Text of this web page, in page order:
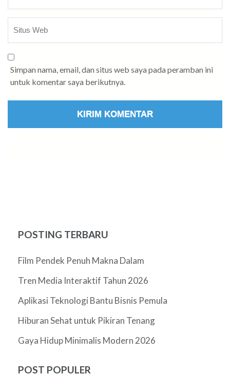
Simpan nama, email, dan situs web saya pada peramban ini
untuk komentar saya berikutnya.
POSTING TERBARU
Film Pendek Penuh Makna Dalam
Tren Media Interaktif Tahun 2026
Aplikasi Teknologi Bantu Bisnis Pemula
Hiburan Sehat untuk Pikiran Tenang
Gaya Hidup Minimalis Modern 2026
POST POPULER